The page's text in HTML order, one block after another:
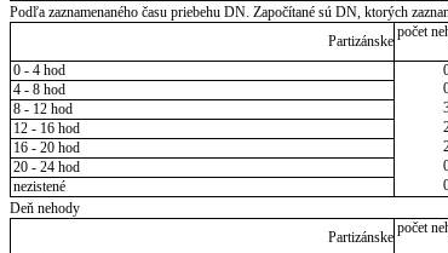
Podľa zaznamenaného času priebehu DN. Započítané sú DN, ktorých
Partizánske
počet
0 - 4 hod
4 - 8 hod
8 - 12 hod
12 - 16 hod
16 - 20 hod
20 - 24 hod
nezistené
Deň nehody
Partizánske
počet